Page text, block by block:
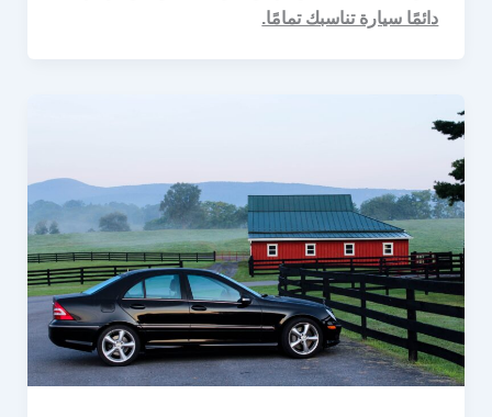
دائمًا سيارة تناسبك تمامًا.